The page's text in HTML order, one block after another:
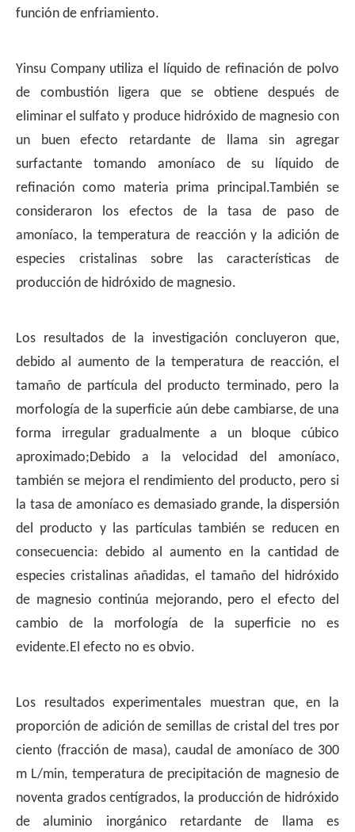
función de enfriamiento.
Yinsu Company utiliza el líquido de refinación de polvo
de combustión ligera que se obtiene después de
eliminar el sulfato y produce hidróxido de magnesio con
un buen efecto retardante de llama sin agregar
surfactante tomando amoníaco de su líquido de
refinación como materia prima principal.También se
consideraron los efectos de la tasa de paso de
amoníaco, la temperatura de reacción y la adición de
especies cristalinas sobre las características de
producción de hidróxido de magnesio.
Los resultados de la investigación concluyeron que,
debido al aumento de la temperatura de reacción, el
tamaño de partícula del producto terminado, pero la
morfología de la superficie aún debe cambiarse, de una
forma irregular gradualmente a un bloque cúbico
aproximado;Debido a la velocidad del amoníaco,
también se mejora el rendimiento del producto, pero si
la tasa de amoníaco es demasiado grande, la dispersión
del producto y las partículas también se reducen en
consecuencia: debido al aumento en la cantidad de
especies cristalinas añadidas, el tamaño del hidróxido
de magnesio continúa mejorando, pero el efecto del
cambio de la morfología de la superficie no es
evidente.El efecto no es obvio.
Los resultados experimentales muestran que, en la
proporción de adición de semillas de cristal del tres por
ciento (fracción de masa), caudal de amoníaco de 300
m L/min, temperatura de precipitación de magnesio de
noventa grados centígrados, la producción de hidróxido
de aluminio inorgánico retardante de llama es